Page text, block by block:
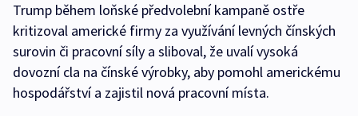
Trump během loňské předvolební kampaně ostře
kritizoval americké firmy za využívání levných čínských
surovin či pracovní síly a sliboval, že uvalí vysoká
dovozní cla na čínské výrobky, aby pomohl americkému
hospodářství a zajistil nová pracovní místa.